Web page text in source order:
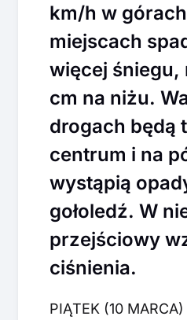
km/h w
miejscach
więcej śniegu,
cm na niżu.
drogach będą
centrum i na
wystąpią
gołoledź. W
przejściowy
ciśnienia.
PIĄTEK (10 MARCA)